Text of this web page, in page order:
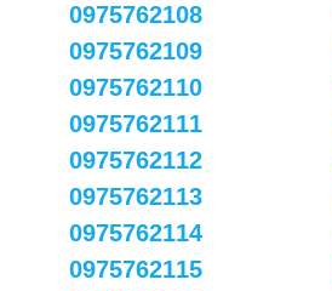
0975762108
0975762109
0975762110
0975762111
0975762112
0975762113
0975762114
0975762115